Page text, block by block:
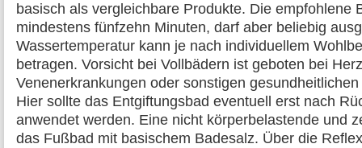
basisch als vergleichbare Produkte. Die empfohlene
mindestens fünfzehn Minuten, darf aber beliebig
Wassertemperatur kann je nach individuellem
betragen. Vorsicht bei Vollbädern ist geboten bei
Venenerkrankungen oder sonstigen
Hier sollte das Entgiftungsbad eventuell erst nach
anwendet werden. Eine nicht körperbelastende und
das Fußbad mit basischem Badesalz. Über die